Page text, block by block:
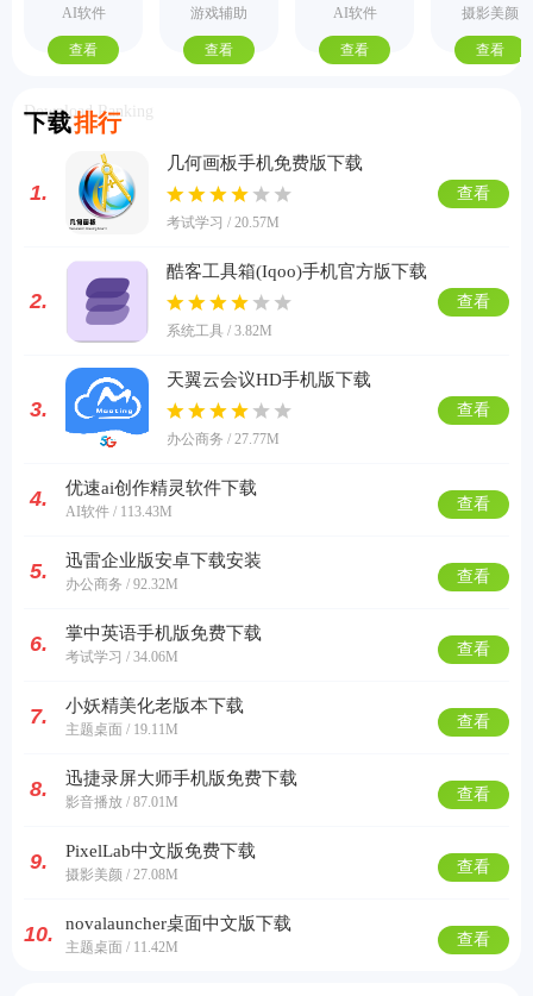
AI软件
查看
手机版
游戏辅助
查看
视频PPT助
手
AI软件
查看
业版
摄影美颜
查看
下载排行
Download Ranking
1.
几何画板手机免费版下载
考试学习 / 20.57M
查看
2.
酷客工具箱(Iqoo)手机官方版下载
系统工具 / 3.82M
查看
3.
天翼云会议HD手机版下载
办公商务 / 27.77M
查看
4. 优速ai创作精灵软件下载
AI软件 / 113.43M 查看
5. 迅雷企业版安卓下载安装
办公商务 / 92.32M 查看
6. 掌中英语手机版免费下载
考试学习 / 34.06M 查看
7. 小妖精美化老版本下载
主题桌面 / 19.11M 查看
8. 迅捷录屏大师手机版免费下载
影音播放 / 87.01M 查看
9. PixelLab中文版免费下载
摄影美颜 / 27.08M 查看
10. novalauncher桌面中文版下载
主题桌面 / 11.42M 查看